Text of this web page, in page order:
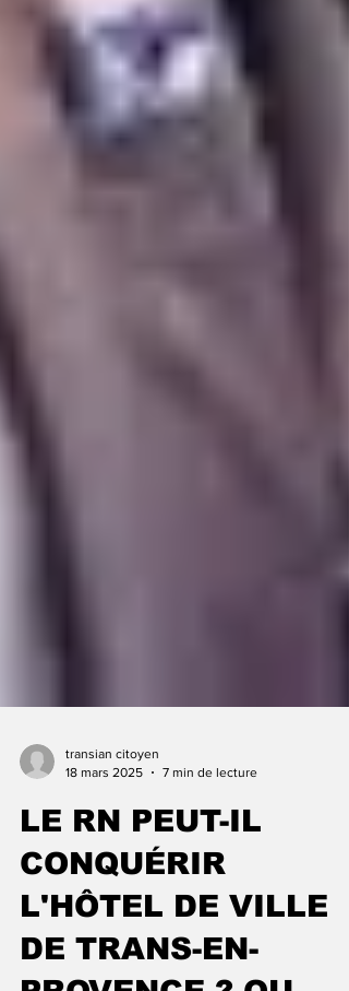
transian citoyen
18 mars 2025
7 min de lecture
LE RN PEUT-IL
CONQUÉRIR
L'HÔTEL DE VILLE